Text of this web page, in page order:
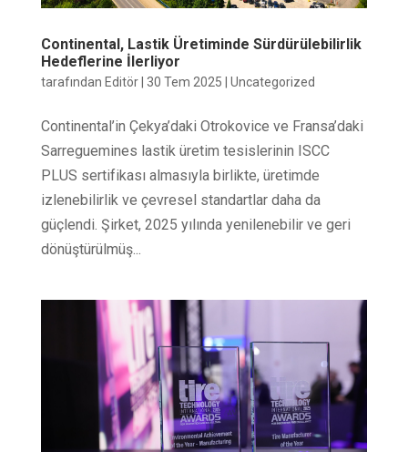
Continental, Lastik Üretiminde Sürdürülebilirlik
Hedeflerine İlerliyor
tarafından Editör| 30 Tem 2025 | Uncategorized
Continental’in Çekya’daki Otrokovice ve Fransa’daki
Sarreguemines lastik üretim tesislerinin ISCC
PLUS sertifikası almasıyla birlikte, üretimde
izlenebilirlik ve çevresel standartlar daha da
güçlendi. Şirket, 2025 yılında yenilenebilir ve geri
dönüştürülmüş...